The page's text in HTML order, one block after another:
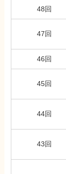
48回
47回
46回
45回
44回
43回